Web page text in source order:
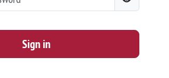
Sign in